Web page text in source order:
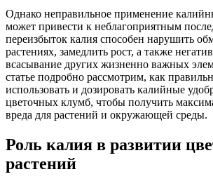
Однако неправильное применение
может привести к неблагоприятным
переизбыток калия способен нарушить
растениях, замедлить рост, а также
всасывание других жизненно важных
статье подробно рассмотрим, как
использовать и дозировать калийные
цветочных клумб, чтобы получить
вреда для растений и окружающей среды.
Роль калия в развитии
растений